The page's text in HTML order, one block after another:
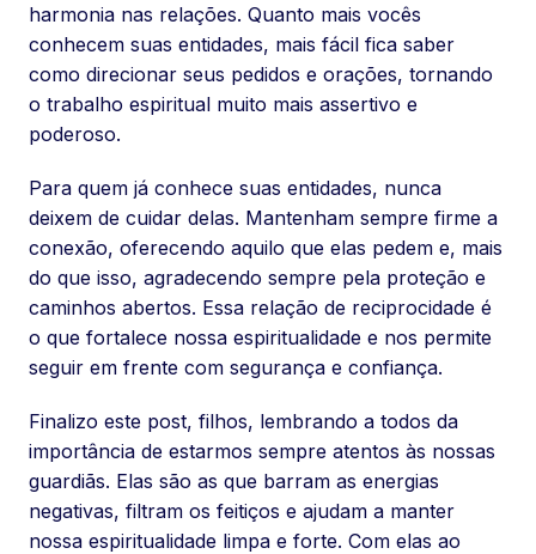
harmonia nas relações. Quanto mais vocês
conhecem suas entidades, mais fácil fica saber
como direcionar seus pedidos e orações, tornando
o trabalho espiritual muito mais assertivo e
poderoso.
Para quem já conhece suas entidades, nunca
deixem de cuidar delas. Mantenham sempre firme a
conexão, oferecendo aquilo que elas pedem e, mais
do que isso, agradecendo sempre pela proteção e
caminhos abertos. Essa relação de reciprocidade é
o que fortalece nossa espiritualidade e nos permite
seguir em frente com segurança e confiança.
Finalizo este post, filhos, lembrando a todos da
importância de estarmos sempre atentos às nossas
guardiãs. Elas são as que barram as energias
negativas, filtram os feitiços e ajudam a manter
nossa espiritualidade limpa e forte. Com elas ao